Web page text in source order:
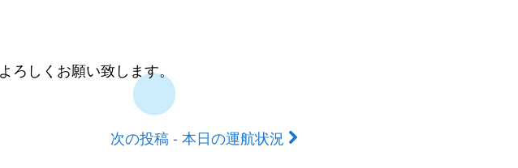
しくお願い致します。
次の投稿 - 本日の運航状況